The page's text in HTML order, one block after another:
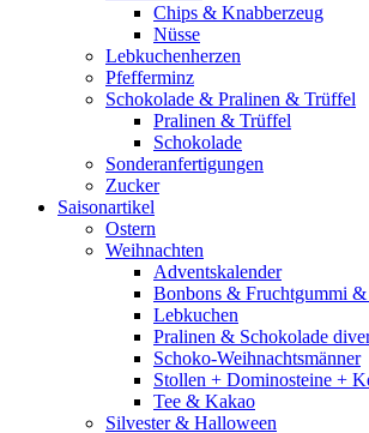
Chips & Knabberzeug
Nüsse
Lebkuchenherzen
Pfefferminz
Schokolade & Pralinen & Trüffel
Pralinen & Trüffel
Schokolade
Sonderanfertigungen
Zucker
Saisonartikel
Ostern
Weihnachten
Adventskalender
Bonbons & Fruchtgummi &
Lebkuchen
Pralinen & Schokolade
Schoko-Weihnachtsmänner
Stollen + Dominosteine +
Tee & Kakao
Silvester & Halloween